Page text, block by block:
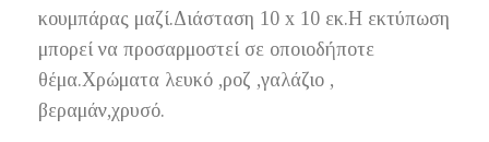
κουμπάρας μαζί.Διάσταση 10 x 10 εκ.Η εκτύπωση
μπορεί να προσαρμοστεί σε οποιοδήποτε
θέμα.Χρώματα λευκό ,ροζ ,γαλάζιο ,
βεραμάν,χρυσό.